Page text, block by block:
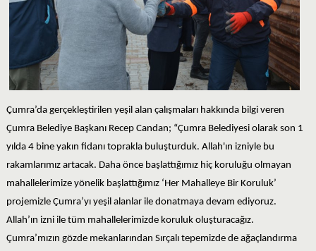
Çumra’da gerçekleştirilen yeşil alan çalışmaları hakkında bilgi veren
Çumra Belediye Başkanı Recep Candan; “Çumra Belediyesi olarak son 1
yılda 4 bine yakın fidanı toprakla buluşturduk. Allah'ın izniyle bu
rakamlarımız artacak. Daha önce başlattığımız hiç koruluğu olmayan
mahallelerimize yönelik başlattığımız ‘Her Mahalleye Bir Koruluk’
projemizle Çumra’yı yeşil alanlar ile donatmaya devam ediyoruz.
Allah’ın izni ile tüm mahallelerimizde koruluk oluşturacağız.
Çumra’mızın gözde mekanlarından Sırçalı tepemizde de ağaçlandırma